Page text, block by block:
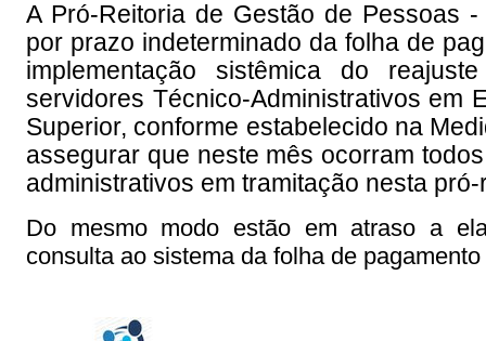
A Pró-Reitoria de Gestão de Pessoas
por prazo indeterminado da folha de
implementação sistêmica do
servidores Técnico-Administrativos em
Superior, conforme estabelecido na
assegurar que neste mês ocorram
administrativos em tramitação nesta pró-
Do mesmo modo estão em atraso a
consulta ao sistema da folha de